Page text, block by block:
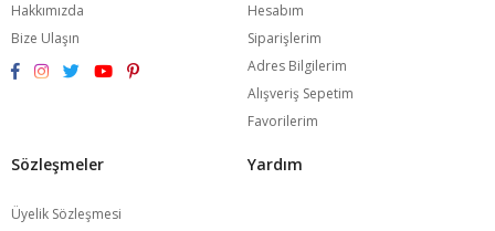
Hakkımızda
Bize Ulaşın
Hesabım
Siparişlerim
Adres Bilgilerim
Alışveriş Sepetim
Favorilerim
Sözleşmeler
Üyelik Sözleşmesi
Yardım